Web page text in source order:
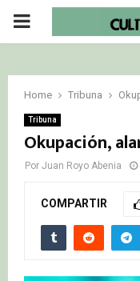
PRIMARY
Home Tribuna
Tribuna
Okupación,
Por Juan Royo Abenia
COMPARTIR